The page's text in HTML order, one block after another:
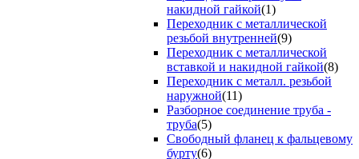
накидной гайкой(1)
Переходник с металлической
резьбой внутренней(9)
Переходник с металлической
вставкой и накидной гайкой(8)
Переходник с металл. резьбой
наружной(11)
Разборное соединение труба -
труба(5)
Свободный фланец к фальцевому
бурту(6)